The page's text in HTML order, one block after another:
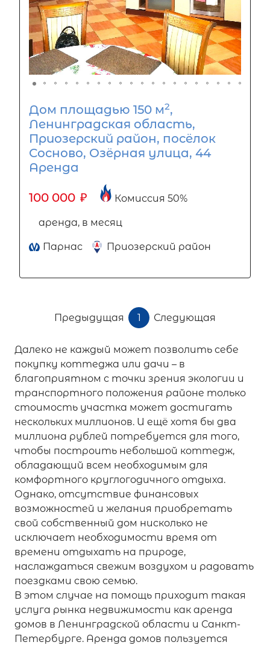
Дом площадью 150 м2,
Ленинградская область,
Приозерский район, посёлок
Сосново, Озёрная улица, 44
Аренда
100 000 ₽ Комиссия 50%
аренда, в месяц
Парнас Приозерский район
Предыдущая 1 Следующая
Далеко не каждый может позволить себе
покупку коттеджа или дачи – в
благоприятном с точки зрения экологии и
транспортного положения районе только
стоимость участка может достигать
нескольких миллионов. И ещё хотя бы два
миллиона рублей потребуется для того,
чтобы построить небольшой коттедж,
обладающий всем необходимым для
комфортного круглогодичного отдыха.
Однако, отсутствие финансовых
возможностей и желания приобретать
свой собственный дом нисколько не
исключает необходимости время от
времени отдыхать на природе,
наслаждаться свежим воздухом и радовать
поездками свою семью.
В этом случае на помощь приходит такая
услуга рынка недвижимости как аренда
домов в Ленинградской области и Санкт-
Петербурге. Аренда домов пользуется